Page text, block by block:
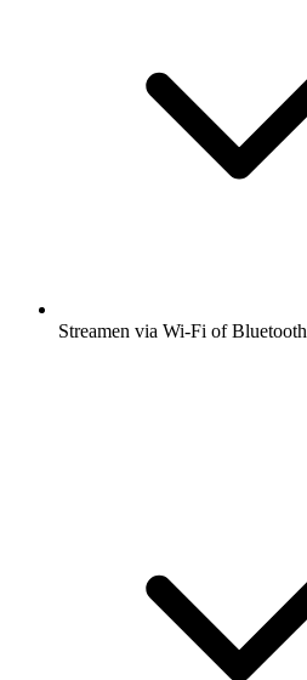
Streamen via Wi-Fi of Bluetooth